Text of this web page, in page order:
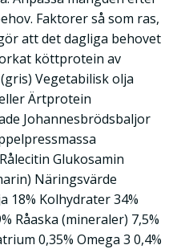
Faktorer så som ras,
att det dagliga behovet
köttprotein av
Vegetabilisk olja
Ärtprotein
Johannesbrödsbaljor
Glukosamin
Näringsvärde
18% Kolhydrater 34%
Råaska (mineraler) 7,5%
0,35% Omega 3 0,4%